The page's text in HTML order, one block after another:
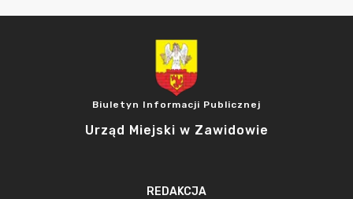
Biuletyn Informacji Publicznej
Urząd Miejski w Zawidowie
REDAKCJA